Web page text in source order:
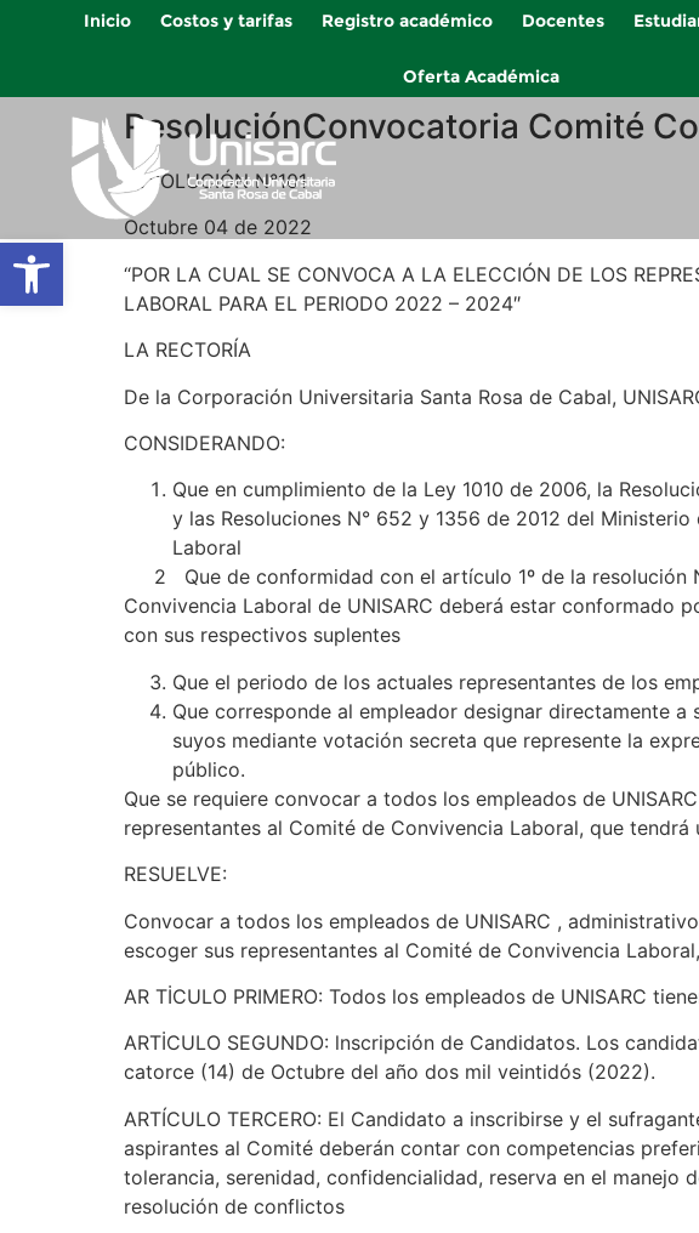
Abrir barra de herramientas
Inicio Costos y tarifas Registro académico Docentes
Oferta Académica
ResoluciónConvocatoria Comité
RESOLUCIÓN N°101
Octubre 04 de 2022
“POR LA CUAL SE CONVOCA A LA ELECCIÓN DE LOS
LABORAL PARA EL PERIODO 2022 – 2024″
LA RECTORÍA
De la Corporación Universitaria Santa Rosa de Cabal,
CONSIDERANDO:
Que en cumplimiento de la Ley 1010 de 2006, la
y las Resoluciones N° 652 y 1356 de 2012 del
Laboral
2 Que de conformidad con el artículo 1º de la resolución
Convivencia Laboral de UNISARC deberá estar conformado
con sus respectivos suplentes
Que el periodo de los actuales representantes de los
Que corresponde al empleador designar directamente
suyos mediante votación secreta que represente la
público.
Que se requiere convocar a todos los empleados de
representantes al Comité de Convivencia Laboral, que
RESUELVE:
Convocar a todos los empleados de UNISARC ,
escoger sus representantes al Comité de Convivencia
AR TİCULO PRIMERO: Todos los empleados de UNISARC
ARTİCULO SEGUNDO: lnscripción de Candidatos. Los
catorce (14) de Octubre del año dos mil veintidós (2022).
ARTÍCULO TERCERO: El Candidato a inscribirse y el
aspirantes al Comité deberán contar con competencias
tolerancia, serenidad, confidencialidad, reserva en el
resolución de conflictos